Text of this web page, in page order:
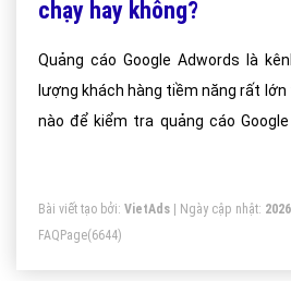
chạy hay không?
Quảng cáo Google Adwords là
lượng khách hàng tiềm năng rất
nào để kiểm tra quảng cáo Google Adwords
Bài viết tạo bởi: VietAds | Ngày cập nhật:
FAQPage(6644)